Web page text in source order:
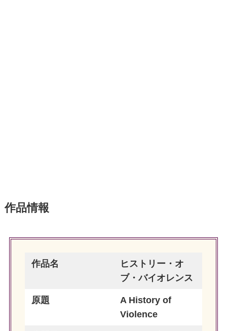
作品情報
作品名
ヒストリー・オ
ブ・バイオレンス
原題
A History of
Violence